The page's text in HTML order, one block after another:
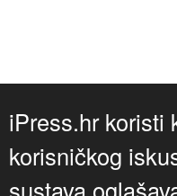
iPress.hr koristi
korisničkog